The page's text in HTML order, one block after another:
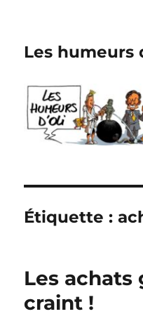
Les humeurs
Étiquette :
Les achats
craint !